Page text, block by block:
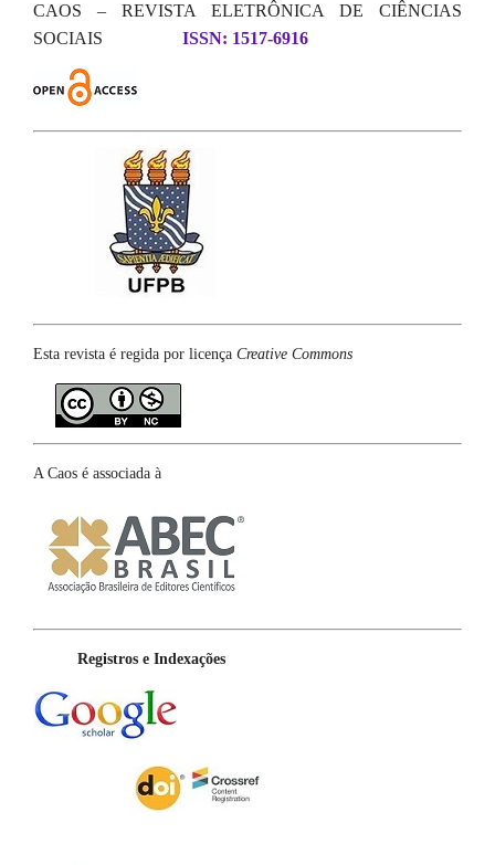
CAOS – REVISTA ELETRÔNICA DE CIÊNCIAS
SOCIAIS
ISSN: 1517-6916
Esta revista é regida por licença Creative Commons
A Caos é associada à
Registros e Indexações